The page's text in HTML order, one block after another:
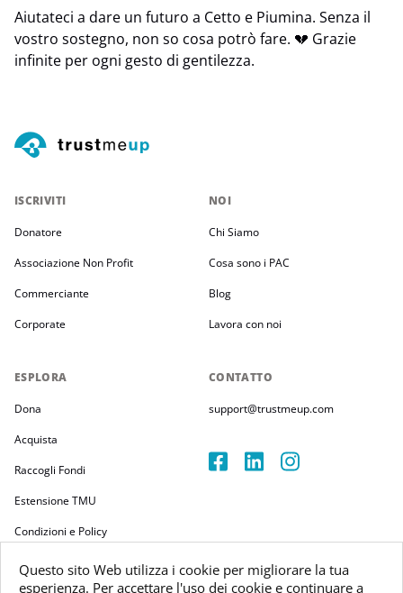
Questo sito Web utilizza i cookie per migliorare la tua
esperienza. Per accettare l'uso dei cookie e continuare a
Aiutateci a dare un futuro a Cetto e Piumina. Senza il
vostro sostegno, non so cosa potrò fare. 💔 Grazie
infinite per ogni gesto di gentilezza.
ISCRIVITI
Donatore
Associazione Non Profit
Commerciante
Corporate
ESPLORA
Dona
Acquista
Raccogli Fondi
Estensione TMU
Condizioni e Policy
NOI
Chi Siamo
Cosa sono i PAC
Blog
Lavora con noi
CONTATTO
support@trustmeup.com